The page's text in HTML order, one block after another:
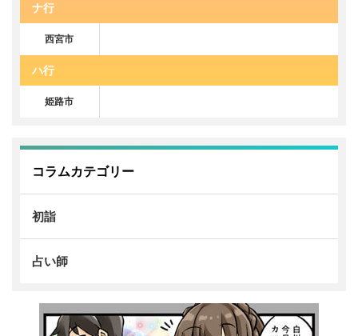
ナ行
西宮市
ハ行
姫路市
コラムカテゴリー
初詣
占い師